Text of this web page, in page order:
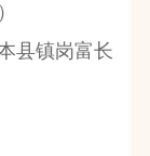
县镇岗富长